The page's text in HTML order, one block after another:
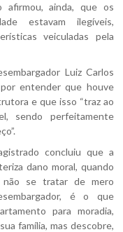
afirmou, ainda, que os
estavam ilegíveis,
veiculadas pela
Luiz Carlos
entender que houve
e que isso “traz ao
sendo perfeitamente
concluiu que a
dano moral, quando
não se tratar de mero
é o que
para moradia,
família, mas descobre,